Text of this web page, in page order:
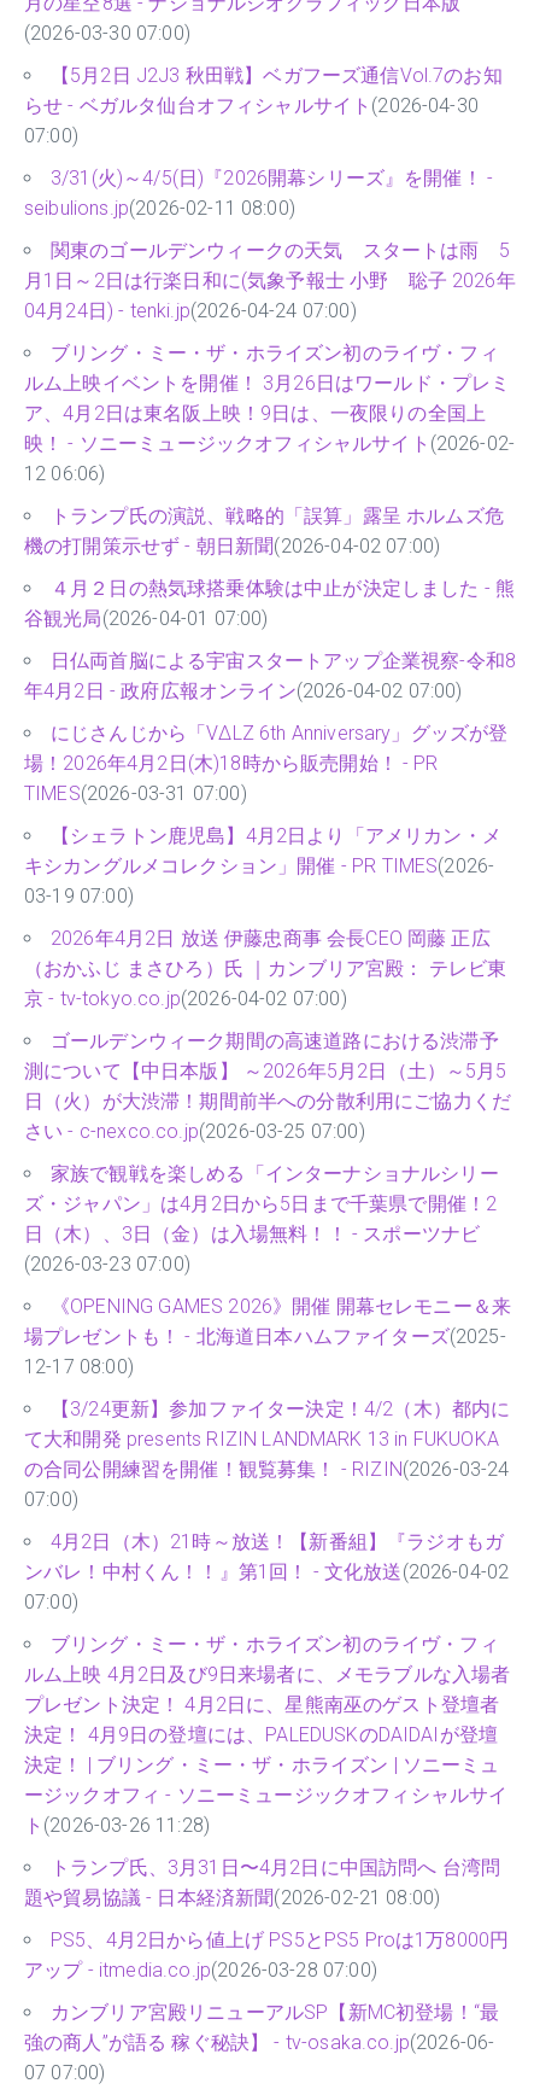
(2026-03-30 07:00)
【5月2日 J2J3 秋田戦】ベガフーズ通信Vol.7のお知
らせ - ベガルタ仙台オフィシャルサイト (2026-04-30
07:00)
3/31(火)～4/5(日)『2026開幕シリーズ』を開催！ -
seibulions.jp(2026-02-11 08:00)
関東のゴールデンウィークの天気 スタートは雨 5
月1日～2日は行楽日和に(気象予報士 小野 聡子 2026年
04月24日) - tenki.jp(2026-04-24 07:00)
ブリング・ミー・ザ・ホライズン初のライヴ・フィ
ルム上映イベントを開催！ 3月26日はワールド・プレミ
ア、4月2日は東名阪上映！9日は、一夜限りの全国上
映！ - ソニーミュージックオフィシャルサイト (2026-02-
12 06:06)
トランプ氏の演説、戦略的「誤算」露呈 ホルムズ危
機の打開策示せず - 朝日新聞(2026-04-02 07:00)
４月２日の熱気球搭乗体験は中止が決定しました - 熊
谷観光局(2026-04-01 07:00)
日仏両首脳による宇宙スタートアップ企業視察-令和8
年4月2日 - 政府広報オンライン(2026-04-02 07:00)
にじさんじから「VΔLZ 6th Anniversary」グッズが登
場！2026年4月2日(木)18時から販売開始！ - PR
TIMES(2026-03-31 07:00)
【シェラトン鹿児島】4月2日より「アメリカン・メ
キシカングルメコレクション」開催 - PR TIMES(2026-
03-19 07:00)
2026年4月2日 放送 伊藤忠商事 会長CEO 岡藤 正広
（おかふじ まさひろ）氏 ｜カンブリア宮殿： テレビ東
京 - tv-tokyo.co.jp(2026-04-02 07:00)
ゴールデンウィーク期間の高速道路における渋滞予
測について【中日本版】 ～2026年5月2日（土）～5月5
日（火）が大渋滞！期間前半への分散利用にご協力くだ
さい - c-nexco.co.jp(2026-03-25 07:00)
家族で観戦を楽しめる「インターナショナルシリー
ズ・ジャパン」は4月2日から5日まで千葉県で開催！2
日（木）、3日（金）は入場無料！！ - スポーツナビ
(2026-03-23 07:00)
《OPENING GAMES 2026》開催 開幕セレモニー＆来
場プレゼントも！ - 北海道日本ハムファイターズ(2025-
12-17 08:00)
【3/24更新】参加ファイター決定！4/2（木）都内に
て大和開発 presents RIZIN LANDMARK 13 in FUKUOKA
の合同公開練習を開催！観覧募集！ - RIZIN(2026-03-24
07:00)
4月2日（木）21時～放送！【新番組】『ラジオもガ
ンバレ！中村くん！！』第1回！ - 文化放送(2026-04-02
07:00)
ブリング・ミー・ザ・ホライズン初のライヴ・フィ
ルム上映 4月2日及び9日来場者に、メモラブルな入場者
プレゼント決定！ 4月2日に、星熊南巫のゲスト登壇者
決定！ 4月9日の登壇には、PALEDUSKのDAIDAIが登壇
決定！ | ブリング・ミー・ザ・ホライズン | ソニーミュ
ージックオフィ - ソニーミュージックオフィシャルサイ
ト (2026-03-26 11:28)
トランプ氏、3月31日〜4月2日に中国訪問へ 台湾問
題や貿易協議 - 日本経済新聞(2026-02-21 08:00)
PS5、4月2日から値上げ PS5とPS5 Proは1万8000円
アップ - itmedia.co.jp(2026-03-28 07:00)
カンブリア宮殿リニューアルSP【新MC初登場！“最
強の商人”が語る 稼ぐ秘訣】 - tv-osaka.co.jp(2026-06-
07 07:00)